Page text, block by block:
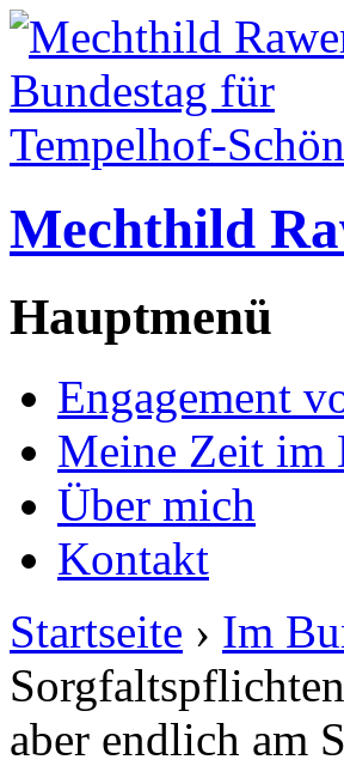
Mechthild
Hauptmenü
Engagement
Meine Zeit im
Über mich
Kontakt
Startseite › Im
aber endlich am